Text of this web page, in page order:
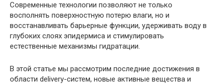
Современные технологии позволяют не только
восполнять поверхностную потерю влаги, но и
восстанавливать барьерные функции, удерживать воду в
глубоких слоях эпидермиса и стимулировать
естественные механизмы гидратации.
В этой статье мы рассмотрим последние достижения в
области delivery-систем, новые активные вещества и